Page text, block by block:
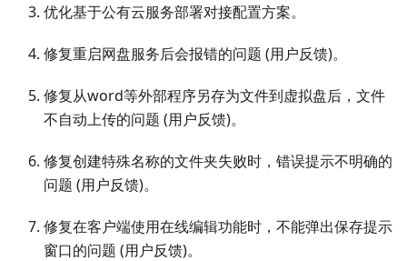
优化基于公有云服务部署对接配置方案。
修复重启网盘服务后会报错的问题 (用户反馈)。
修复从word等外部程序另存为文件到虚拟盘后，文件
不自动上传的问题 (用户反馈)。
修复创建特殊名称的文件夹失败时，错误提示不明确的
问题 (用户反馈)。
修复在客户端使用在线编辑功能时，不能弹出保存提示
窗口的问题 (用户反馈)。